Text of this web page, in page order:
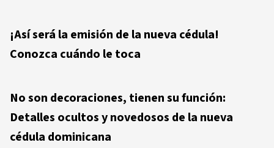
¡Así será la emisión de la nueva cédula!
Conozca cuándo le toca
No son decoraciones, tienen su función:
Detalles ocultos y novedosos de la nueva
cédula dominicana